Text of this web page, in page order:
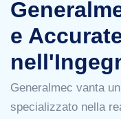
e
Generalmec vanta
specializzato nella